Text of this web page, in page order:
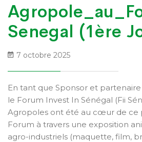
Senegal (1ère
7 octobre 2025
En tant que Sponsor et partenaire
le Forum Invest In Sénégal (Fii
Agropoles ont été au cœur de ce
Forum à travers une exposition
agro-industriels (maquette, film,